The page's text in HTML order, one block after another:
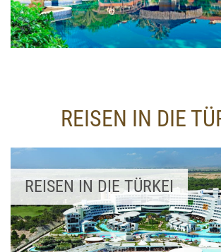
REISEN IN DIE
REISEN IN DIE TÜRKEI